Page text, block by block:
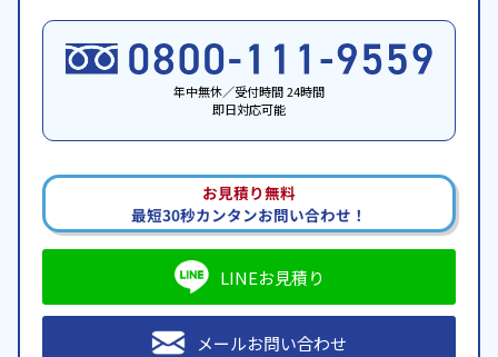
年中無休／受付時間 24時間
即日対応可能
お見積り無料
最短30秒カンタンお問い合わせ！
LINEお見積り
メールお問い合わせ